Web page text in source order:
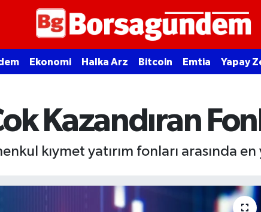
Ekonomi Halka Arz Bitcoin Emtia Yapay
Kazandıran
kıymet yatırım fonları arasında